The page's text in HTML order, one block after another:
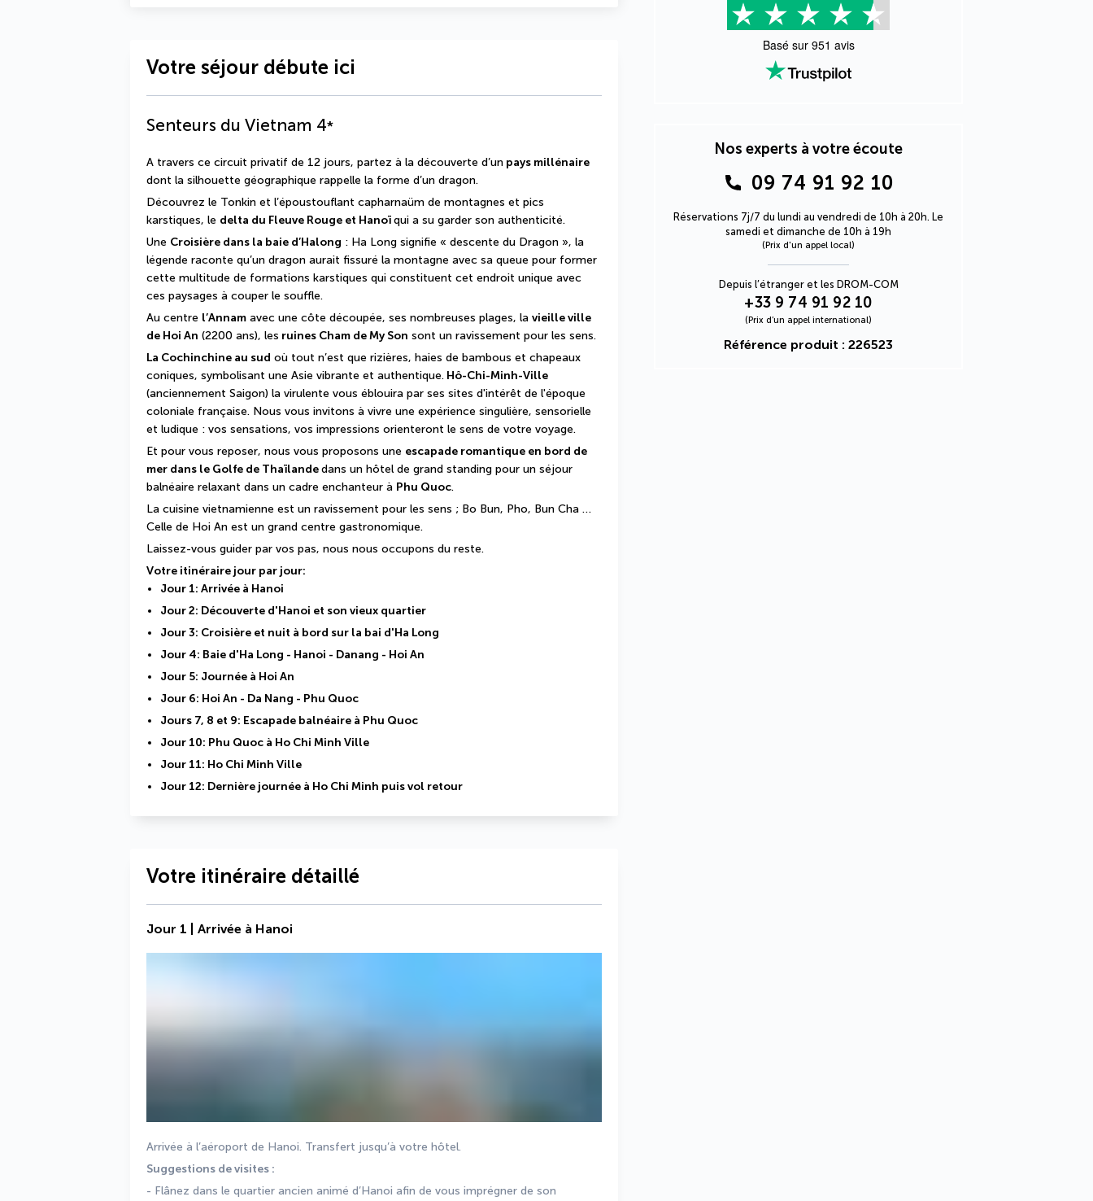
Basé sur 951 avis
Nos experts à votre écoute
09 74 91 92 10
Réservations 7j/7 du lundi au vendredi de 10h à 20h. Le
samedi et dimanche de 10h à 19h
(Prix d'un appel local)
Depuis l’étranger et les DROM-COM
+33 9 74 91 92 10
(Prix d’un appel international)
Référence produit : 226523
Votre séjour débute ici
Senteurs du Vietnam 4*
A travers ce circuit privatif de 12 jours, partez à la découverte d’un pays millénaire
dont la silhouette géographique rappelle la forme d’un dragon.
Découvrez le Tonkin et l’époustouflant capharnaüm de montagnes et pics
karstiques, le delta du Fleuve Rouge et Hanoï qui a su garder son authenticité.
Une Croisière dans la baie d’Halong : Ha Long signifie « descente du Dragon », la
légende raconte qu’un dragon aurait fissuré la montagne avec sa queue pour former
cette multitude de formations karstiques qui constituent cet endroit unique avec
ces paysages à couper le souffle.
Au centre l’Annam avec une côte découpée, ses nombreuses plages, la vieille ville
de Hoi An (2200 ans), les ruines Cham de My Son sont un ravissement pour les sens.
La Cochinchine au sud où tout n’est que rizières, haies de bambous et chapeaux
coniques, symbolisant une Asie vibrante et authentique.
(anciennement Saigon) la virulente vous éblouira par ses sites d'intérêt de l'époque
coloniale française. Nous vous invitons à vivre une expérience singulière, sensorielle
et ludique : vos sensations, vos impressions orienteront le sens de votre voyage.
Et pour vous reposer, nous vous proposons une escapade romantique en bord de
mer dans le Golfe de Thaïlande dans un hôtel de grand standing pour un séjour
balnéaire relaxant dans un cadre enchanteur à Phu Quoc.
La cuisine vietnamienne est un ravissement pour les sens ; Bo Bun, Pho, Bun Cha …
Celle de Hoi An est un grand centre gastronomique.
Laissez-vous guider par vos pas, nous nous occupons du reste.
Votre itinéraire jour par jour:
Jour 1: Arrivée à Hanoi
Jour 2: Découverte d'Hanoi et son vieux quartier
Jour 3: Croisière et nuit à bord sur la bai d'Ha Long
Jour 4: Baie d'Ha Long - Hanoi - Danang - Hoi An
Jour 5: Journée à Hoi An
Jour 6: Hoi An - Da Nang - Phu Quoc
Jours 7, 8 et 9: Escapade balnéaire à Phu Quoc
Jour 10: Phu Quoc à Ho Chi Minh Ville
Jour 11: Ho Chi Minh Ville
Jour 12: Dernière journée à Ho Chi Minh puis vol retour
Votre itinéraire détaillé
Jour 1 | Arrivée à Hanoi
Arrivée à l’aéroport de Hanoi. Transfert jusqu’à votre hôtel.
Suggestions de visites :
- Flânez dans le quartier ancien animé d’Hanoi afin de vous imprégner de son